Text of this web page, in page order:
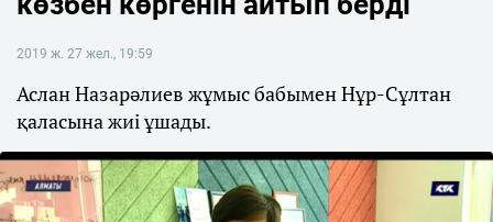
2019 ж. 27 жел., 19:59
Аслан Назарәлиев жұмыс бабымен Нұр-Сұлтан
қаласына жиі ұшады.